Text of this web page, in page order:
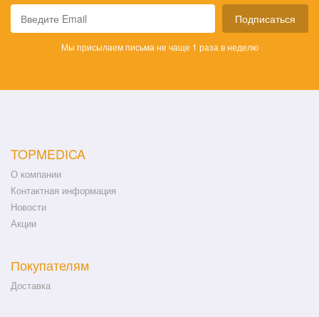
Подписаться
Мы присылаем письма не чаще 1 раза в неделю
TOPMEDICA
О компании
Контактная информация
Новости
Акции
Покупателям
Доставка